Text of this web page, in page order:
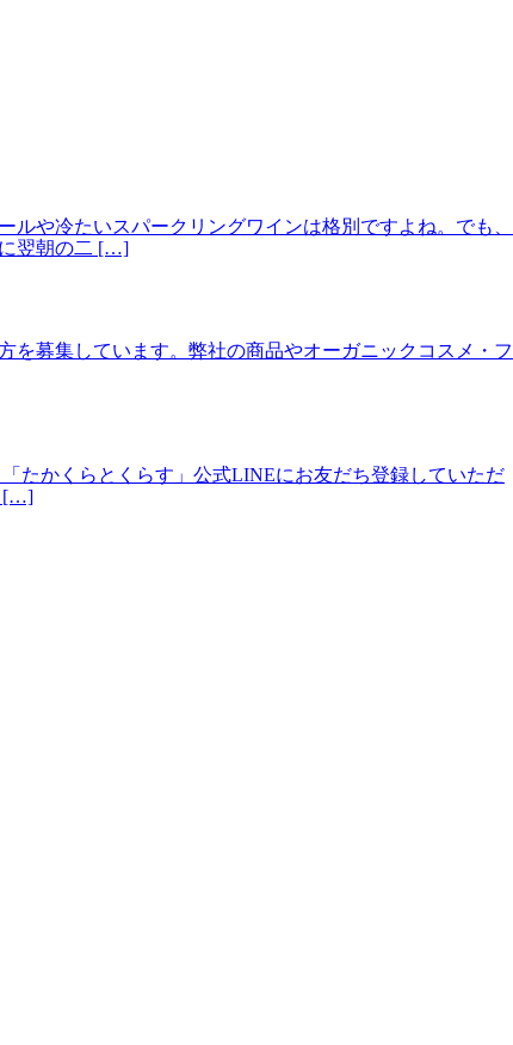
や冷たいスパークリングワインは格別ですよね。でも、
に翌朝の二 […]
を募集しています。弊社の商品やオーガニックコスメ・フ
たかくらとくらす」公式LINEにお友だち登録していただ
[…]